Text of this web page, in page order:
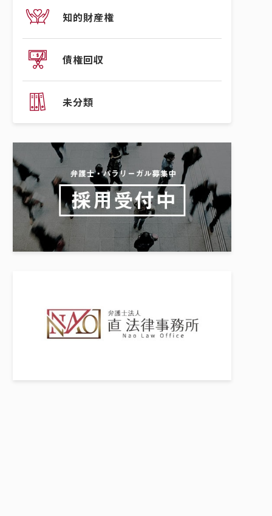
知的財産権
債権回収
未分類